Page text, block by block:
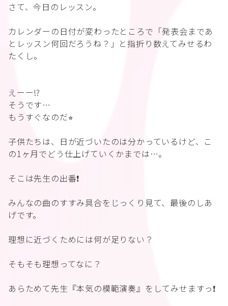
さて、今日のレッスン。
カレンダーの日付が変わったところで「発表会まであ
とレッスン何回だろうね？」と指折り数えてみせるわ
たくし。
えーー⁉️
そうです…
もうすぐなのだ⭐︎
子供たちは、日が近づいたのは分かっているけど、こ
の1ヶ月でどう仕上げていくかまでは…。
そこは先生の出番❗️
みんなの曲のすすみ具合をじっくり見て、最後のしあ
げです。
理想に近づくためには何が足りない？
そもそも理想ってなに？
あらためて先生『本気の模範演奏』をしてみせますっ❗️